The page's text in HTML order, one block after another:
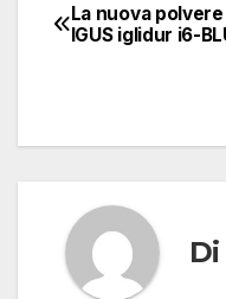
La nuova polvere
IGUS iglidur i6-
Di